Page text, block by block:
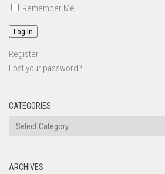
Remember Me
Log In
Register
Lost your password?
CATEGORIES
ARCHIVES